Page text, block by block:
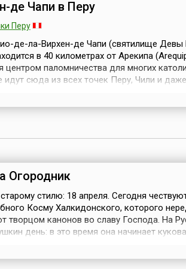
— выгоном
на летние пастбища
называет
и самым з...
де Чапи в Перу
Перу
де-ла-Вирхен-де Чапи (святилище Девы
в 40 километрах от Арекипа
центром паломничества для многих
идут сюда из всех точек Перу, Чили и даже
Хуан д...
Огородник
стилю: 18 апреля. Сегодня
Косму Халкидонского, которого
творцом канонов во славу Господа. На
день: в это время она начинает